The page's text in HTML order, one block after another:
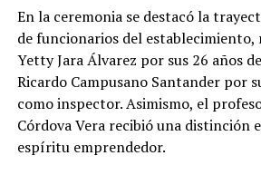
En la ceremonia se destacó la
de funcionarios del establecimiento,
Yetty Jara Álvarez por sus 26 años
Ricardo Campusano Santander por
como inspector. Asimismo, el
Córdova Vera recibió una distinción
espíritu emprendedor.